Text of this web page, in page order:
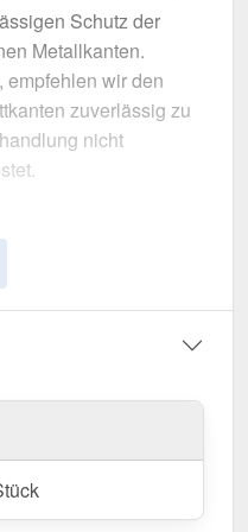
Schutz der
Metallkanten.
wir den
zuverlässig zu
nicht
und leicht
Ausbesserungen.
– Für langlebigen